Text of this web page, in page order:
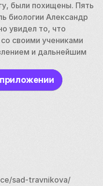
были похищены. Пять
биологии Александр
увидел то, что
своими учениками
и дальнейшим
уничтожение из-за
вблизи него
парковкой.
за садом
москвичи
сада Травникова
столицы.
sad-travnikova/